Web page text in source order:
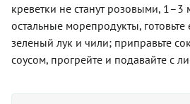
креветки не станут розовыми,
остальные морепродукты,
зеленый лук и чили; приправьте
соусом, прогрейте и подавайте с